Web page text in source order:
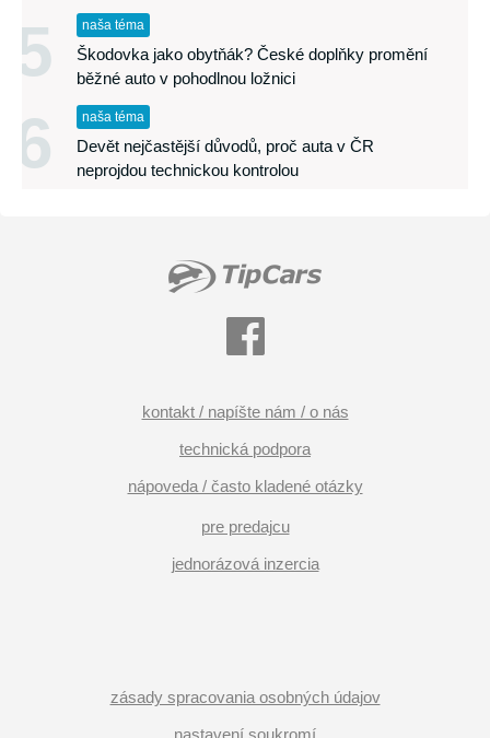
5 naša téma
Škodovka jako obytňák? České doplňky promění
běžné auto v pohodlnou ložnici
6 naša téma
Devět nejčastější důvodů, proč auta v ČR
neprojdou technickou kontrolou
kontakt / napíšte nám / o nás
technická podpora
nápoveda / často kladené otázky
pre predajcu
jednorázová inzercia
zásady spracovania osobných údajov
nastavení soukromí